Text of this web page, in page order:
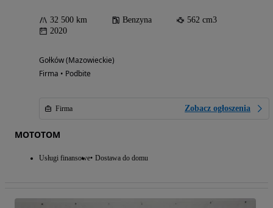
32 500 km Benzyna
562 cm3
2020
Gołków (Mazowieckie)
Firma • Podbite
Firma Zobacz ogłoszenia
MOTOTOM
Usługi finansowe Dostawa do domu